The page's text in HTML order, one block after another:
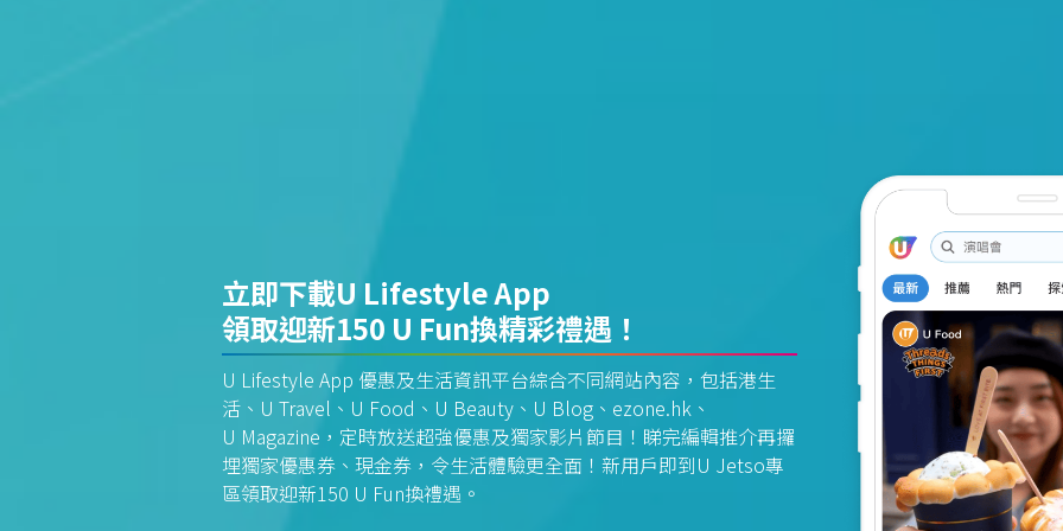
立即下載U Lifestyle App
領取迎新150 U Fun換精彩禮遇！
U Lifestyle App 優惠及生活資訊平台綜合不同網站內容，包括港生
活、U Travel、U Food、U Beauty、U Blog、ezone.hk、
U Magazine，定時放送超強優惠及獨家影片節目！睇完編輯推介再攞
埋獨家優惠券、現金券，令生活體驗更全面！新用戶即到U Jetso專
區領取迎新150 U Fun換禮遇。